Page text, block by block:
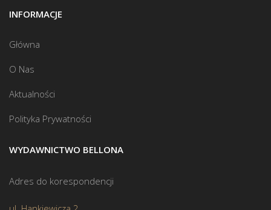
INFORMACJE
Główna
O Nas
Aktualności
Polityka Prywatności
WYDAWNICTWO BELLONA
Adres do korespondencji